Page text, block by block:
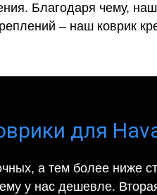
Благодаря чему,
– наш коврик
для
а тем более ниже
у нас дешевле.